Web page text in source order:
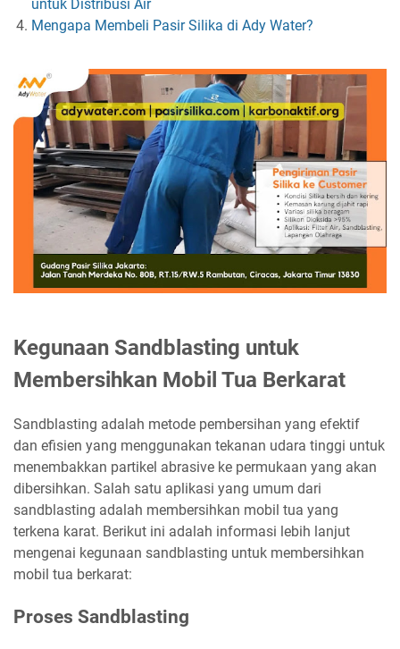
untuk Distribusi Air
Mengapa Membeli Pasir Silika di Ady Water?
Kegunaan Sandblasting untuk
Membersihkan Mobil Tua Berkarat
Sandblasting adalah metode pembersihan yang efektif
dan efisien yang menggunakan tekanan udara tinggi untuk
menembakkan partikel abrasive ke permukaan yang akan
dibersihkan. Salah satu aplikasi yang umum dari
sandblasting adalah membersihkan mobil tua yang
terkena karat. Berikut ini adalah informasi lebih lanjut
mengenai kegunaan sandblasting untuk membersihkan
mobil tua berkarat:
Proses Sandblasting